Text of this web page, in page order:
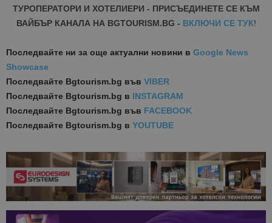
ТУРОПЕРАТОРИ И ХОТЕЛИЕРИ - ПРИСЪЕДИНЕТЕ СЕ КЪМ
ВАЙБЪР КАНАЛА НА BGTOURISM.BG - ВКЛЮЧИ СЕ ТУК!
Последвайте ни за още актуални новини в Google News
Showcase
Последвайте Bgtourism.bg във VIBER
Последвайте Bgtourism.bg в INSTAGRAM
Последвайте Bgtourism.bg във FACEBOOK
Последвайте Bgtourism.bg в YOUTUBE